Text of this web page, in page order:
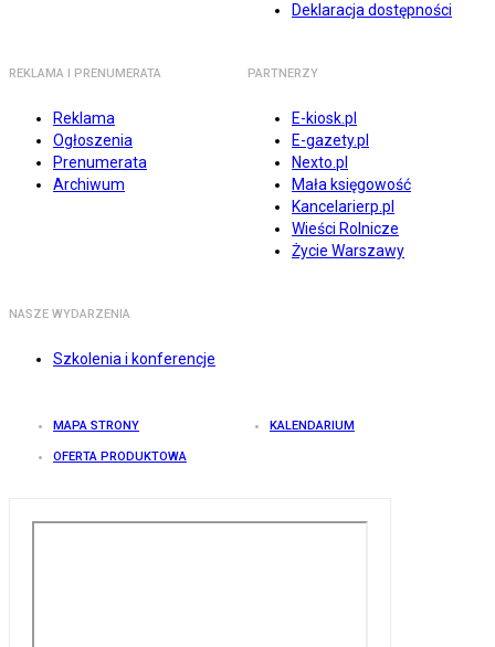
Deklaracja dostępności
REKLAMA I PRENUMERATA
Reklama
Ogłoszenia
Prenumerata
Archiwum
PARTNERZY
E-kiosk.pl
E-gazety.pl
Nexto.pl
Mała księgowość
Kancelarierp.pl
Wieści Rolnicze
Życie Warszawy
NASZE WYDARZENIA
Szkolenia i konferencje
MAPA STRONY KALENDARIUM
OFERTA PRODUKTOWA